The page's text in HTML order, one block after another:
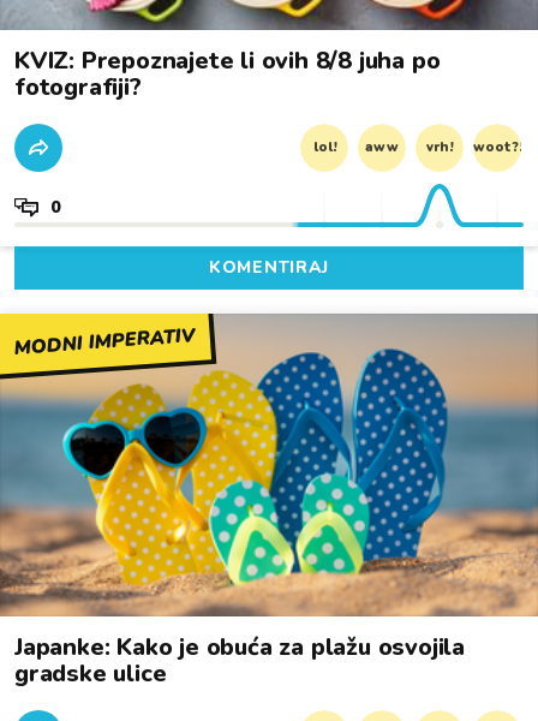
KVIZ: Prepoznajete li ovih 8/8 juha po
fotografiji?
lol! aww vrh! woot?!
0
KOMENTIRAJ
MODNI IMPERATIV
Japanke: Kako je obuća za plažu osvojila
gradske ulice